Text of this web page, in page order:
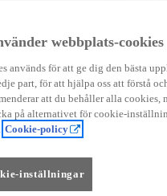
webbplats-cookies
används för att ge dig den bästa
part, för att hjälpa oss att förstå
att du behåller alla cookies,
på alternativet för cookie-
Cookie-policy
inställningar